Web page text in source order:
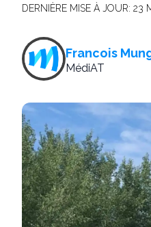
DERNIÈRE MISE À JOUR: 23
Francois
MédiAT